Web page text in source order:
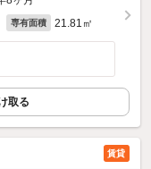
専有面積 21.81㎡
取る
賃貸